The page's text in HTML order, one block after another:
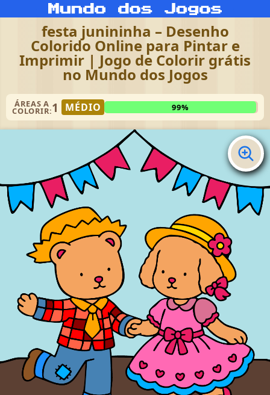
festa junininha – Desenho
Colorido Online para Pintar e
Imprimir | Jogo de Colorir grátis
no Mundo dos Jogos
ÁREAS A
COLORIR:1 MÉDIO 99%